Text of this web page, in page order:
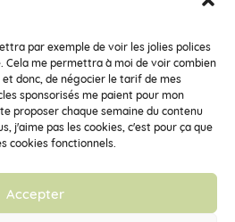
par exemple de voir les jolies polices
Cela me permettra à moi de voir combien
donc, de négocier le tarif de mes
sponsorisés me paient pour mon
proposer chaque semaine du contenu
j'aime pas les cookies, c'est pour ça que
cookies fonctionnels.
Accepter